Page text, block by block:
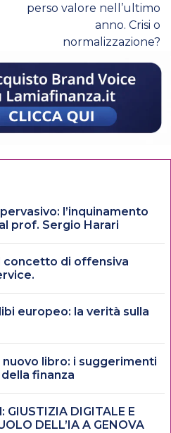
perso valore nell’ultimo
anno. Crisi o
normalizzazione?
l’inquinamento
prof. Sergio Harari
concetto di offensiva
europeo: la verità sulla
libro: i suggerimenti
finanza
DIGITALE E
DELL’IA A GENOVA